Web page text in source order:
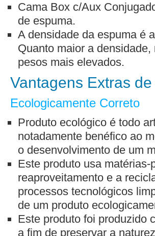
Cama Box c/Aux
de espuma.
A densidade da espuma é
Quanto maior a
pesos mais elevados.
Vantagens Extras
Ecologicamente Correto
Produto ecológico é todo
notadamente benéfico ao
o desenvolvimento de um
Este produto usa
reaproveitamento e a
processos tecnológicos
de um produto
Este produto foi produzido
a fim de preservar a